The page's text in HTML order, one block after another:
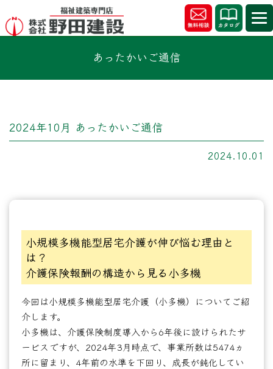
あったかいご通信
2024年10月 あったかいご通信
2024.10.01
小規模多機能型居宅介護が伸び悩む理由と
は？
介護保険報酬の構造から見る小多機
今回は小規模多機能型居宅介護（小多機）についてご紹
介します。
小多機は、介護保険制度導入から6年後に設けられたサ
ービスですが、2024年3月時点で、事業所数は5474ヵ
所に留まり、4年前の水準を下回り、成長が鈍化してい